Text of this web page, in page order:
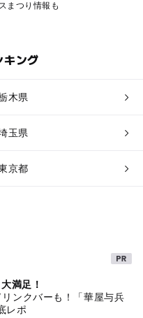
まつり情報も
キング
木県
玉県
京都
満足！
ンクバーも！「華屋与兵
レポ